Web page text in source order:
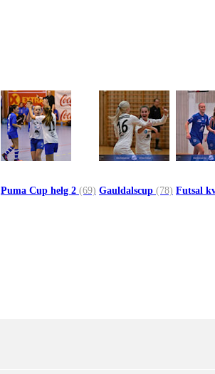
Puma Cup helg 2 (69) Gauldalscup (78) Futsal